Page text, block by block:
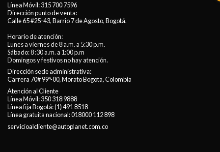
Línea Móvil:315 700 7596
Dirección punto de venta:
Calle 65 #25-43, Barrio 7 de Agosto, Bogotá.
Horario de atención:
Lunes a viernes de 8 a.m. a 5:30 p.m.
Sábado: 8 :30 a.m. a 1:00 p.m
Domingos y festivos no hay atención.
Dirección sede administrativa:
Carrera 70# 99ª-00, Morato Bogota, Colombia
Atención al Cliente
Línea Móvil:350 318 9888
Línea fija Bogotá:(1) 491 8518
Línea gratuita nacional:018000 112 898
servicioalcliente@autoplanet.com.co